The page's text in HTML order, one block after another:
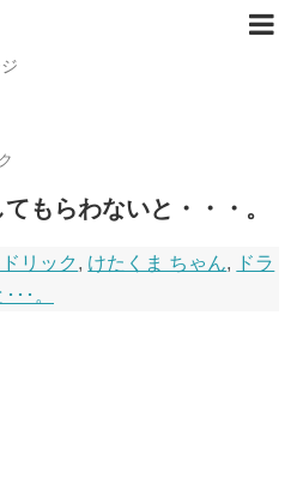
もらわないと・・・。
リック , けたくま ちゃん, ドラ
･･。